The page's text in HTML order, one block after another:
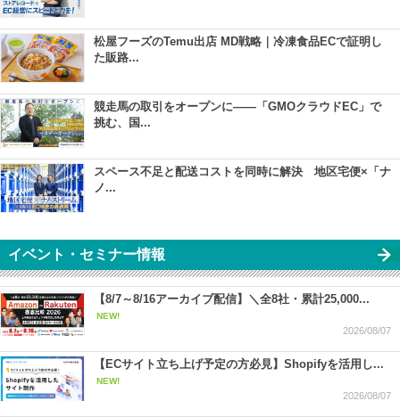
松屋フーズのTemu出店 MD戦略｜冷凍食品ECで証明し
た販路...
競走馬の取引をオープンに――「GMOクラウドEC」で
挑む、国...
スペース不足と配送コストを同時に解決 地区宅便×「ナ
ノ...
イベント・セミナー情報
【8/7～8/16アーカイブ配信】＼全8社・累計25,000...
NEW!
2026/08/07
【ECサイト立ち上げ予定の方必見】Shopifyを活用し...
NEW!
2026/08/07